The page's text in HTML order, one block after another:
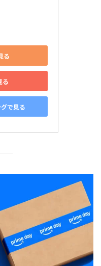
る
る
で見る